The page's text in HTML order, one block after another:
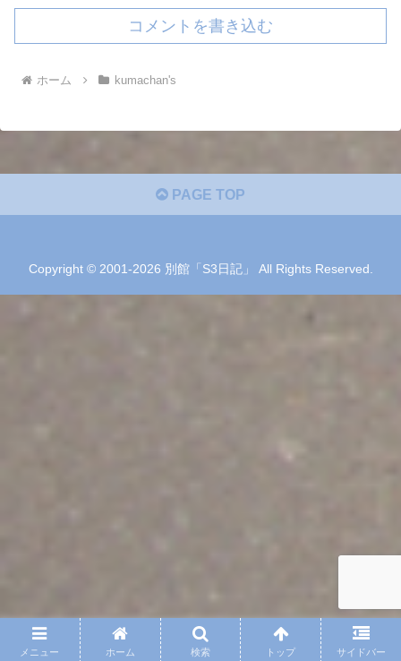
コメントを書き込む
ホーム kumachan's
PAGE TOP
Copyright © 2001-2026 別館「S3日記」 All Rights Reserved.
メニュー ホーム 検索 トップ サイドバー